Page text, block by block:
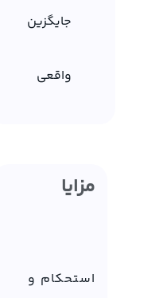
جایگزین
واقعی
مزایا
استحکام و